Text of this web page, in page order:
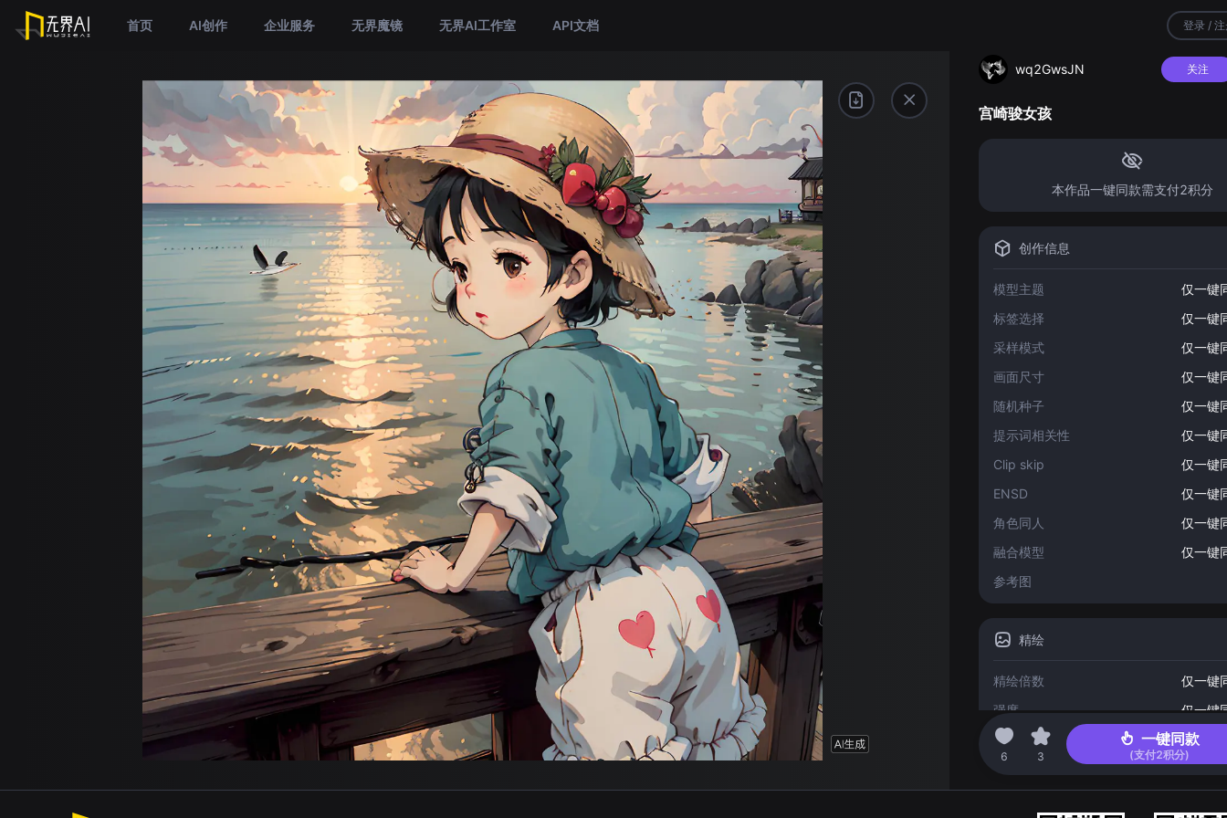
首页 AI创作 企业服务 无界魔镜 无界AI工作室 API文档 登录 /
wq2GwsJN 关注
宫崎骏女孩
本作品一键同款需支付2积分
创作信息
模型主题
仅一键
标签选择
仅一键
采样模式
仅一键
画面尺寸
仅一键
随机种子
仅一键
提示词相关性
仅一键
Clip skip
仅一键
ENSD
仅一键
角色同人
仅一键
融合模型
仅一键
参考图
精绘
精绘倍数
仅一键
强度
仅一键
2023-04-22 15:34
6 3
一键同款
(支付2积分)